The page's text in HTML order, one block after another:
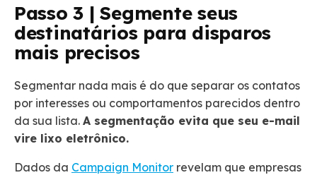
Passo 3 | Segmente seus
destinatários para disparos
mais precisos
Segmentar nada mais é do que separar os contatos
por interesses ou comportamentos parecidos dentro
da sua lista. A segmentação evita que seu e-mail
vire lixo eletrônico.
Dados da Campaign Monitor revelam que empresas